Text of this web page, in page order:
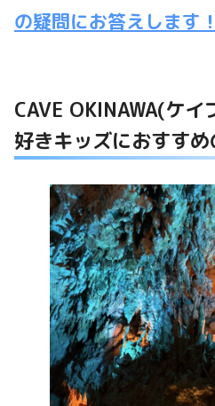
の疑問にお答えします
CAVE OKINAWA(ケ
好きキッズにおすす